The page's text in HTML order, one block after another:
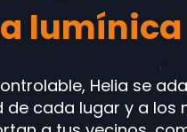
lumínica
Helia se
de cada lugar y a los